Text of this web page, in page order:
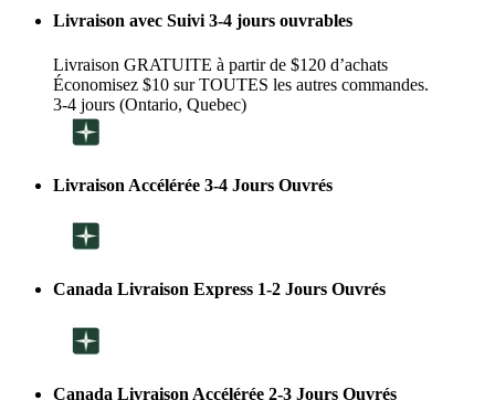
Livraison avec Suivi 3-4 jours ouvrables
Livraison GRATUITE à partir de $120 d’achats
Économisez $10 sur TOUTES les autres commandes.
3-4 jours (Ontario, Quebec)
Livraison Accélérée 3-4 Jours Ouvrés
Canada Livraison Express 1-2 Jours Ouvrés
Canada Livraison Accélérée 2-3 Jours Ouvrés